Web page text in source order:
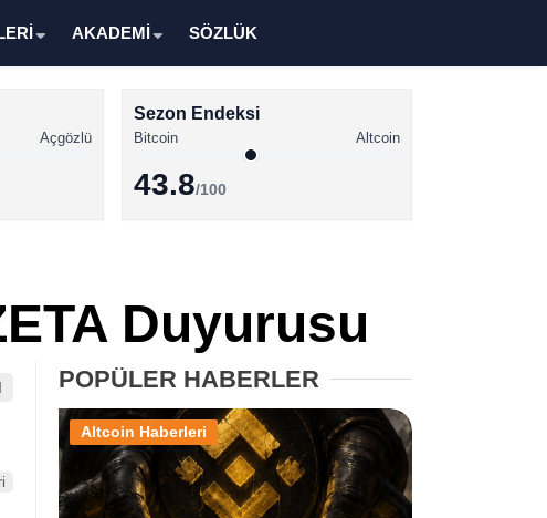
Altcoin Haberleri
Solana Haberleri
XRP Haberleri
Memecoin Haberleri
AKADEMİ SÖZLÜK
Açgözlü
Sezon Endeksi
Bitcoin Altcoin
43.8/100
Duyurusu
POPÜLER HABERLER
Altcoin Haberleri